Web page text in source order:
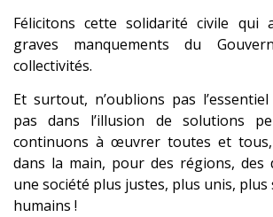
Félicitons cette solidarité civile qui
graves manquements du
collectivités.
Et surtout, n’oublions pas
pas dans l’illusion de solutions
continuons à œuvrer toutes et tous,
dans la main, pour des régions, des
une société plus justes, plus unis,
humains !